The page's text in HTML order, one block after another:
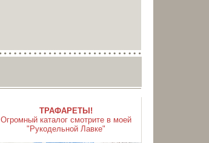
ТРАФАРЕТЫ!
Огромный каталог смотрите в моей
"Рукодельной Лавке"